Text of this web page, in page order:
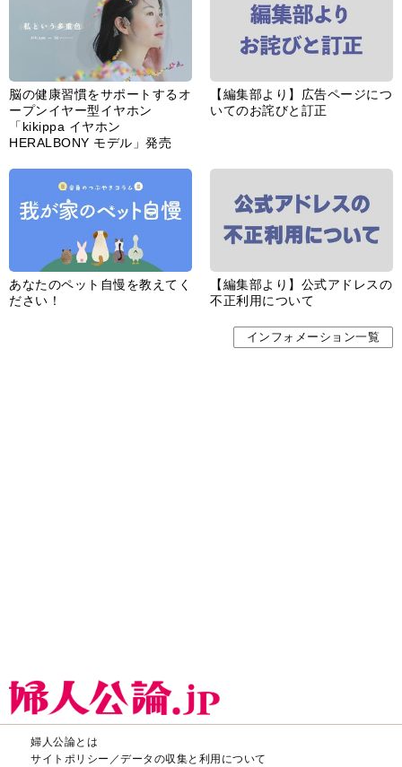
脳の健康習慣をサポートするオ
ープンイヤー型イヤホン
「kikippa イヤホン
HERALBONY モデル」発売
【編集部より】広告ページにつ
いてのお詫びと訂正
あなたのペット自慢を教えてく
ださい！
【編集部より】公式アドレスの
不正利用について
インフォメーション一覧
婦人公論とは
サイトポリシー／データの収集と利用について